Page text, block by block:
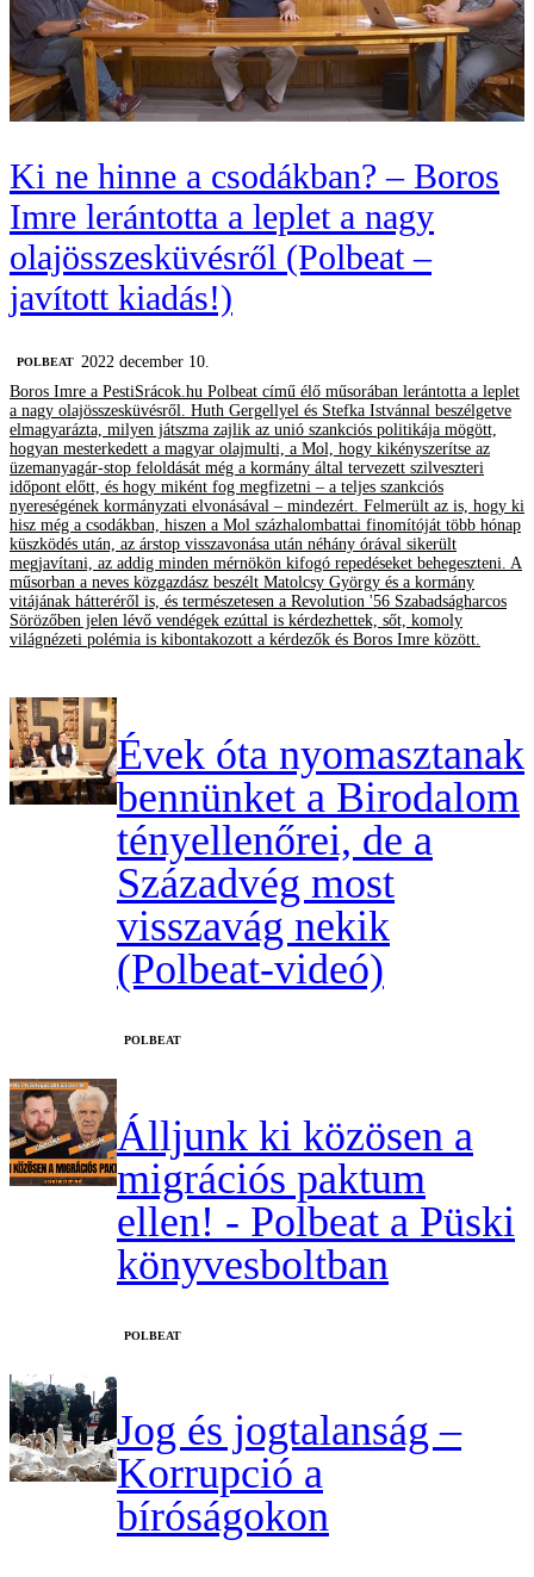
Ki ne hinne a csodákban? – Boros
Imre lerántotta a leplet a nagy
olajösszesküvésről (Polbeat –
javított kiadás!)
‎POLBEAT 2022 december 10.
Boros Imre a PestiSrácok.hu Polbeat című élő műsorában lerántotta a leplet
a nagy olajösszesküvésről. Huth Gergellyel és Stefka Istvánnal beszélgetve
elmagyarázta, milyen játszma zajlik az unió szankciós politikája mögött,
hogyan mesterkedett a magyar olajmulti, a Mol, hogy kikényszerítse az
üzemanyagár-stop feloldását még a kormány által tervezett szilveszteri
időpont előtt, és hogy miként fog megfizetni – a teljes szankciós
nyereségének kormányzati elvonásával – mindezért. Felmerült az is, hogy ki
hisz még a csodákban, hiszen a Mol százhalombattai finomítóját több hónap
küszködés után, az árstop visszavonása után néhány órával sikerült
megjavítani, az addig minden mérnökön kifogó repedéseket behegeszteni. A
műsorban a neves közgazdász beszélt Matolcsy György és a kormány
vitájának hátteréről is, és természetesen a Revolution '56 Szabadságharcos
Sörözőben jelen lévő vendégek ezúttal is kérdezhettek, sőt, komoly
világnézeti polémia is kibontakozott a kérdezők és Boros Imre között.
Évek óta nyomasztanak
bennünket a Birodalom
tényellenőrei, de a
Századvég most
visszavág nekik
(Polbeat-videó)
‎POLBEAT
Álljunk ki közösen a
migrációs paktum
ellen! - Polbeat a Püski
könyvesboltban
‎POLBEAT
Jog és jogtalanság –
Korrupció a
bíróságokon